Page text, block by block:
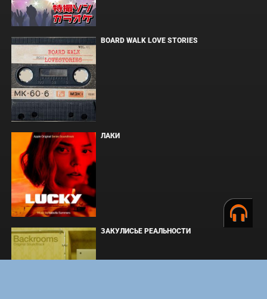
BOARD WALK LOVE STORIES
ЛАКИ
ЗАКУЛИСЬЕ РЕАЛЬНОСТИ